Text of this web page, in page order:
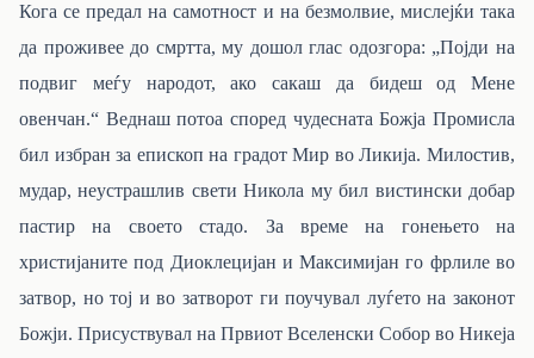
Кога се предал на самотност и на безмолвие, мислејќи така
да проживее до смртта, му дошол глас одозгора: „Појди на
подвиг меѓу народот, ако сакаш да бидеш од Мене
овенчан.“ Веднаш потоа според чудесната Божја Промисла
бил избран за епископ на градот Мир во Ликија. Милостив,
мудар, неустрашлив свети Никола му бил вистински добар
пастир на своето стадо. За време на гонењето на
христијаните под Диоклецијан и Максимијан го фрлиле во
затвор, но тој и во затворот ги поучувал луѓето на законот
Божји. Присуствувал на Првиот Вселенски Собор во Никеја